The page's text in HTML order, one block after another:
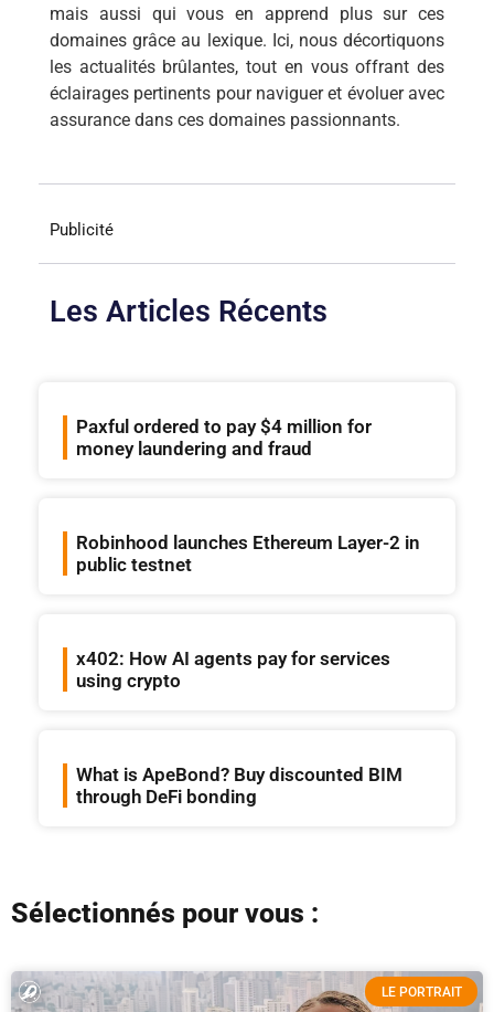
mais aussi qui vous en apprend plus sur ces
domaines grâce au lexique. Ici, nous décortiquons
les actualités brûlantes, tout en vous offrant des
éclairages pertinents pour naviguer et évoluer avec
assurance dans ces domaines passionnants.
Publicité
Les Articles Récents
Paxful ordered to pay $4 million for
money laundering and fraud
Robinhood launches Ethereum Layer-2 in
public testnet
x402: How AI agents pay for services
using crypto
What is ApeBond? Buy discounted BIM
through DeFi bonding
Sélectionnés pour vous :
LE PORTRAIT